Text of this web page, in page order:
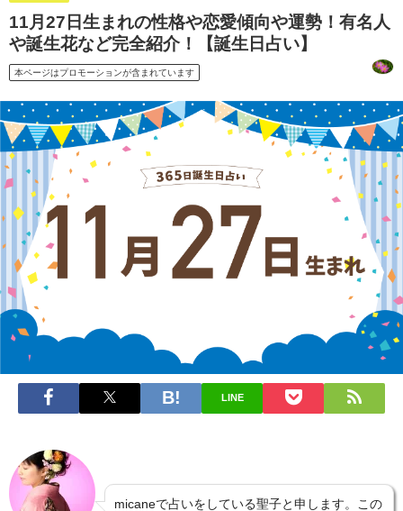
11月27日生まれの性格や恋愛傾向や運勢！有名人
や誕生花など完全紹介！【誕生日占い】
本ページはプロモーションが含まれています
LINE
micaneで占いをしている聖子と申します。この